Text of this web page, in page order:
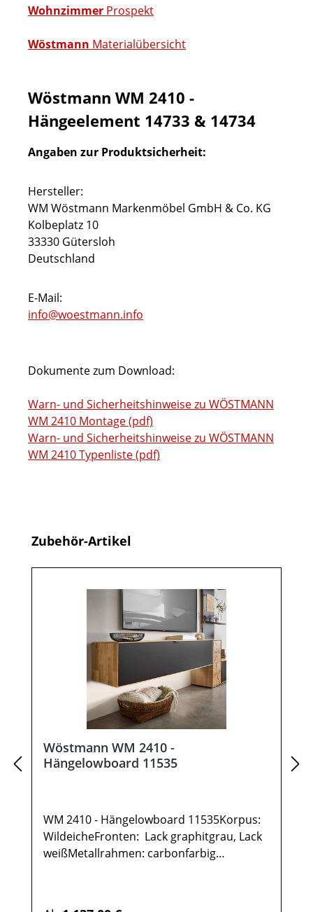
Wohnzimmer Prospekt
Wöstmann Materialübersicht
Wöstmann WM 2410 -
Hängeelement 14733 & 14734
Angaben zur Produktsicherheit:
Hersteller:
WM Wöstmann Markenmöbel GmbH & Co. KG
Kolbeplatz 10
33330 Gütersloh
Deutschland
E-Mail:
info@woestmann.info
Dokumente zum Download:
Warn- und Sicherheitshinweise zu WÖSTMANN
WM 2410 Montage (pdf)
Warn- und Sicherheitshinweise zu WÖSTMANN
WM 2410 Typenliste (pdf)
Produktgalerie überspringen
Zubehör-Artikel
Wöstmann WM 2410 -
Hängelowboard 11535
WM 2410 - Hängelowboard 11535Korpus:
WildeicheFronten: Lack graphitgrau, Lack
weißMetallrahmen: carbonfarbig